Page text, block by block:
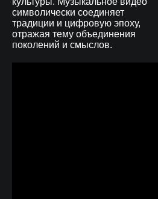
символически соединяет
традиции и цифровую эпоху,
отражая тему объединения
поколений и смыслов.